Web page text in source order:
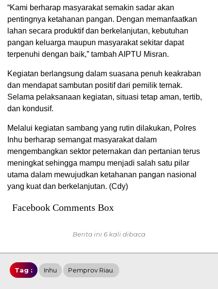
“Kami berharap masyarakat semakin sadar akan
pentingnya ketahanan pangan. Dengan memanfaatkan
lahan secara produktif dan berkelanjutan, kebutuhan
pangan keluarga maupun masyarakat sekitar dapat
terpenuhi dengan baik,” tambah AIPTU Misran.
Kegiatan berlangsung dalam suasana penuh keakraban
dan mendapat sambutan positif dari pemilik ternak.
Selama pelaksanaan kegiatan, situasi tetap aman, tertib,
dan kondusif.
Melalui kegiatan sambang yang rutin dilakukan, Polres
Inhu berharap semangat masyarakat dalam
mengembangkan sektor peternakan dan pertanian terus
meningkat sehingga mampu menjadi salah satu pilar
utama dalam mewujudkan ketahanan pangan nasional
yang kuat dan berkelanjutan. (Cdy)
Facebook Comments Box
Berita ini 6 kali dibaca
Tag : Inhu Pemprov Riau.